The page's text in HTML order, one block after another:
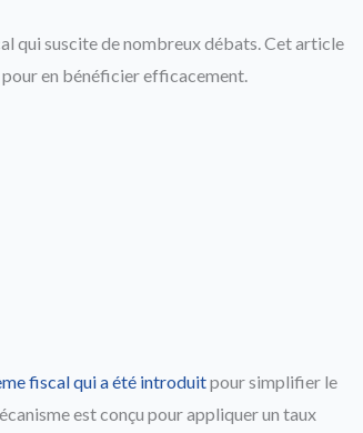
qui suscite de nombreux débats. Cet article
en bénéficier efficacement.
fiscal qui a été introduitpour simplifier le
est conçu pour appliquer un taux